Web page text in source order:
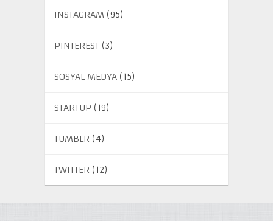
INSTAGRAM (95)
PINTEREST(3)
SOSYAL MEDYA(15)
STARTUP (19)
TUMBLR (4)
TWITTER (12)